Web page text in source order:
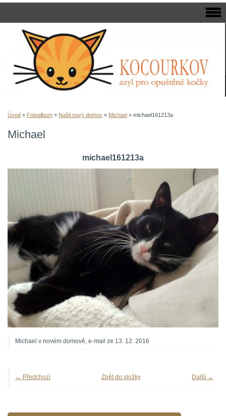
Úvod » Fotoalbum » Našli nový domov » Michael » michael161213a
Michael
michael161213a
Michael v novém domově, e-mail ze 13. 12. 2016
← Předchozí Další →
Zpět do složky